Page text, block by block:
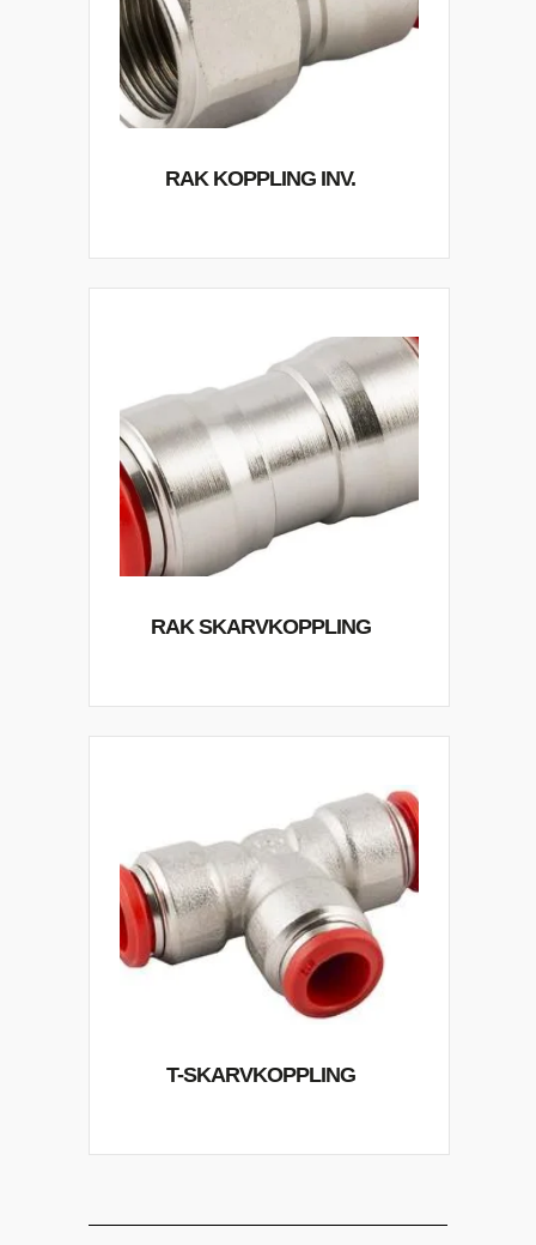
RAK KOPPLING INV.
RAK SKARVKOPPLING
T-SKARVKOPPLING